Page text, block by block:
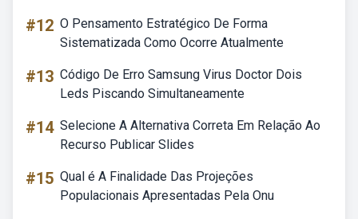
#12 O Pensamento Estratégico De Forma
Sistematizada Como Ocorre Atualmente
#13 Código De Erro Samsung Virus Doctor Dois
Leds Piscando Simultaneamente
#14 Selecione A Alternativa Correta Em Relação Ao
Recurso Publicar Slides
#15 Qual é A Finalidade Das Projeções
Populacionais Apresentadas Pela Onu